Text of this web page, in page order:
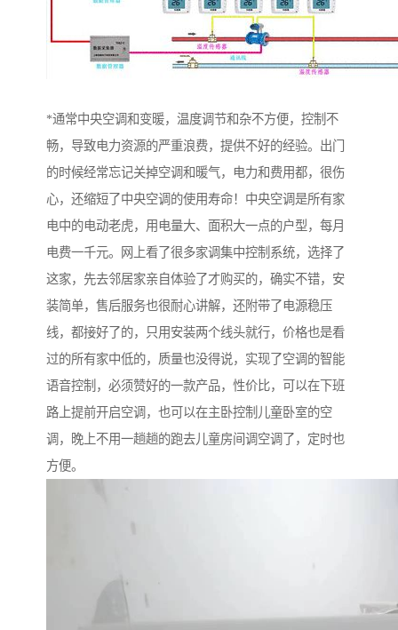
*通常中央空调和变暖，温度调节和杂不方便，控制不
畅，导致电力资源的严重浪费，提供不好的经验。出门
的时候经常忘记关掉空调和暖气，电力和费用都，很伤
心，还缩短了中央空调的使用寿命！中央空调是所有家
电中的电动老虎，用电量大、面积大一点的户型，每月
电费一千元。网上看了很多家调集中控制系统，选择了
这家，先去邻居家亲自体验了才购买的，确实不错，安
装简单，售后服务也很耐心讲解，还附带了电源稳压
线，都接好了的，只用安装两个线头就行，价格也是看
过的所有家中低的，质量也没得说，实现了空调的智能
语音控制，必须赞好的一款产品，性价比，可以在下班
路上提前开启空调，也可以在主卧控制儿童卧室的空
调，晚上不用一趟趟的跑去儿童房间调空调了，定时也
方便。